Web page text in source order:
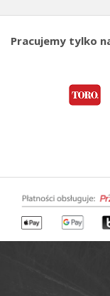
Pracujemy tylko